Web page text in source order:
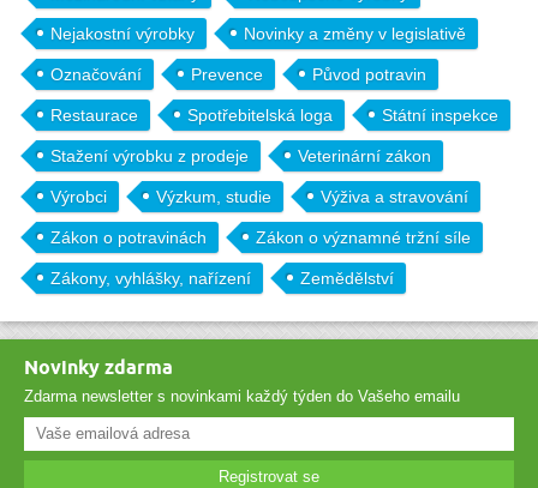
Nejakostní výrobky Novinky a změny v legislativě
Označování Prevence Původ potravin
Restaurace Spotřebitelská loga Státní inspekce
Stažení výrobku z prodeje Veterinární zákon
Výrobci Výzkum, studie Výživa a stravování
Zákon o potravinách Zákon o významné tržní síle
Zákony, vyhlášky, nařízení Zemědělství
Novinky zdarma
Zdarma newsletter s novinkami každý týden do Vašeho emailu
Registrovat se